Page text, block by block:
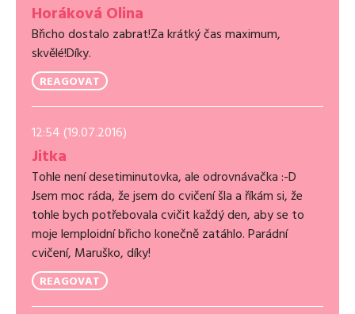
Horáková Olina
Břicho dostalo zabrat!Za krátký čas maximum,
skvělé!Díky.
REAGOVAT
12:54 (19.07.2016)
Jitka
Tohle není desetiminutovka, ale odrovnávačka :-D
Jsem moc ráda, že jsem do cvičení šla a říkám si, že
tohle bych potřebovala cvičit každý den, aby se to
moje lemploidní břicho konečně zatáhlo. Parádní
cvičení, Maruško, díky!
REAGOVAT